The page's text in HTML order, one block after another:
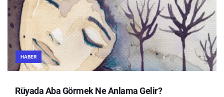
HABER
Rüyada Aba Görmek Ne Anlama Gelir?